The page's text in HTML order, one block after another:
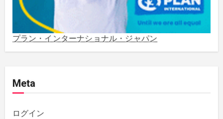
2021年5月 (3)
2021年3月 (1)
2020年11月
2020年10月
プラン・インターナショナル・ジャパン
Meta
ログイン